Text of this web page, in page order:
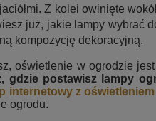
Z kolei owinięte
już, jakie lampy wybrać
kompozycję dekoracyjną.
oświetlenie w ogrodzie
gdzie postawisz lampy
internetowy z oświetleniem
ogrodu.